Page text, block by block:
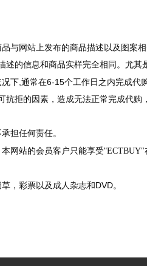
与网站上发布的商品描述以及图
的信息和商品实样完全相同。尤其
况下 通常在6-15个工作日之内完成代
拒的因素，造成无法正常完成代
担任何责任。
网站的会员客户只能享受"ECTBUY"
，彩票以及成人杂志和 DVD。